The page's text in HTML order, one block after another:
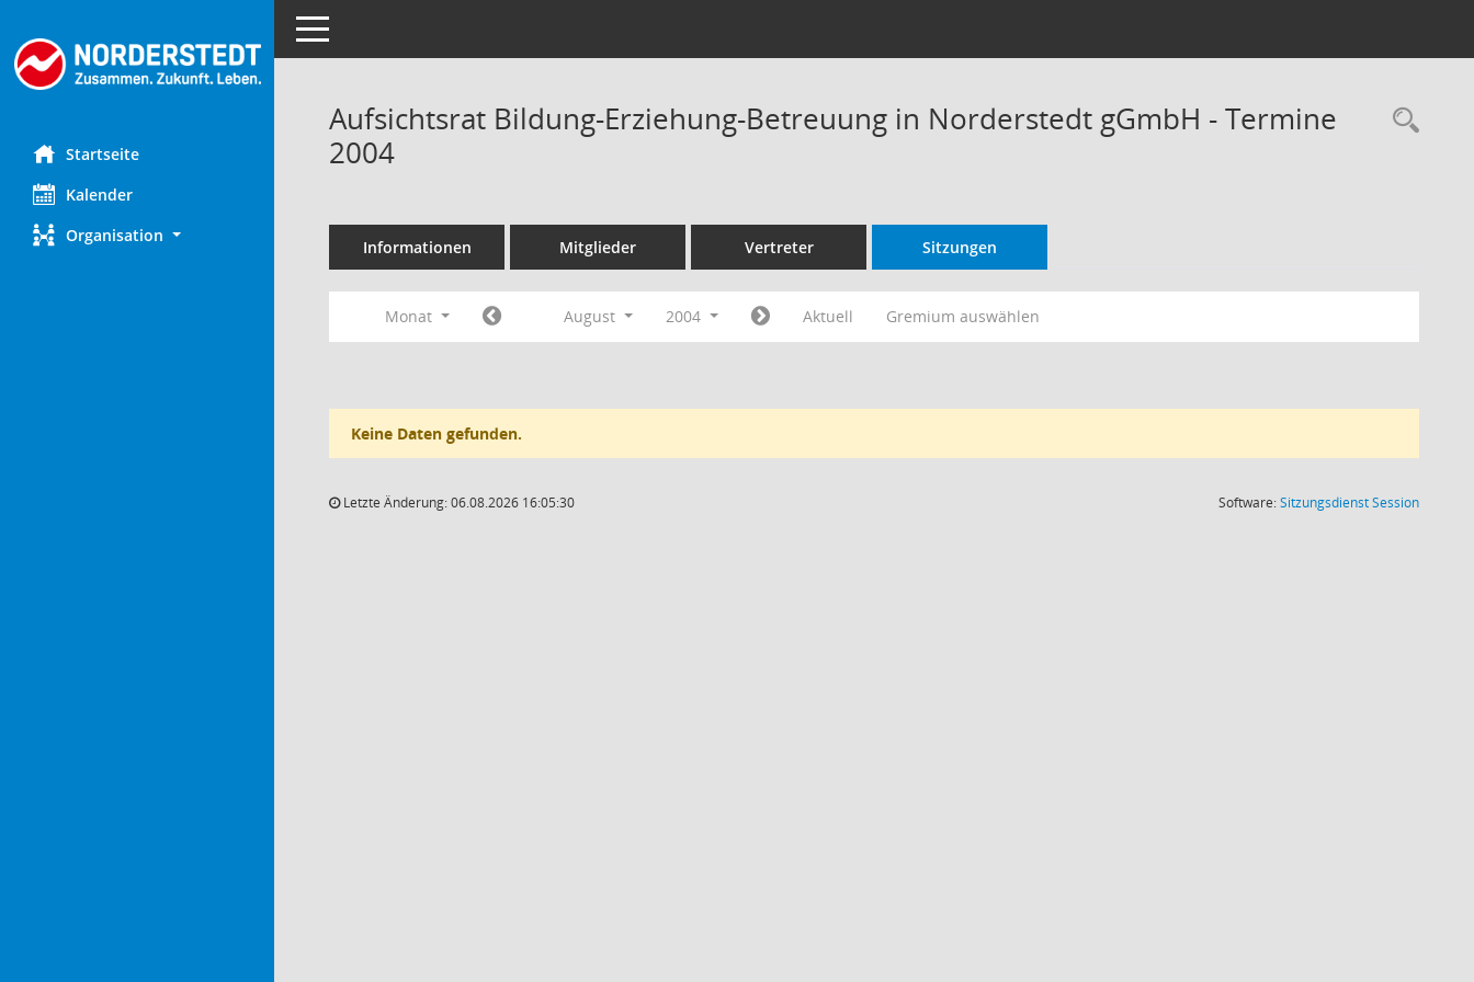
Startseite
Kalender
Organisation
Toggle navigation
Aufsichtsrat Bildung-Erziehung-Betreuung in Norderstedt gGmbH - Termine
2004
Informationen Mitglieder Vertreter Sitzungen
Monat August 2004 Aktuell Gremium auswählen
Keine Daten gefunden.
Letzte Änderung: 06.08.2026 16:05:30 Software:SitzungsdienstSession(Wird in